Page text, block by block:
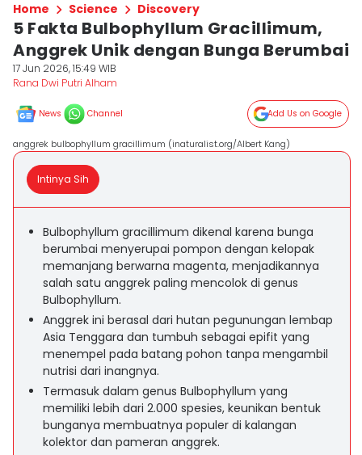
Home Science Discovery
5 Fakta Bulbophyllum Gracillimum,
Anggrek Unik dengan Bunga Berumbai
17 Jun 2026, 15:49 WIB
Rana Dwi Putri Alham
News Channel Add Us on Google
anggrek bulbophyllum gracillimum (inaturalist.org/Albert Kang)
Intinya Sih
Bulbophyllum gracillimum dikenal karena bunga
berumbai menyerupai pompon dengan kelopak
memanjang berwarna magenta, menjadikannya
salah satu anggrek paling mencolok di genus
Bulbophyllum.
Anggrek ini berasal dari hutan pegunungan lembap
Asia Tenggara dan tumbuh sebagai epifit yang
menempel pada batang pohon tanpa mengambil
nutrisi dari inangnya.
Termasuk dalam genus Bulbophyllum yang
memiliki lebih dari 2.000 spesies, keunikan bentuk
bunganya membuatnya populer di kalangan
kolektor dan pameran anggrek.